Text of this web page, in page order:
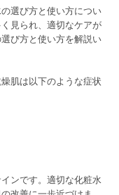
選び方と使い方につい
見られ、適切なケアが
び方と使い方を解説い
肌は以下のような症状
ンです。適切な化粧水